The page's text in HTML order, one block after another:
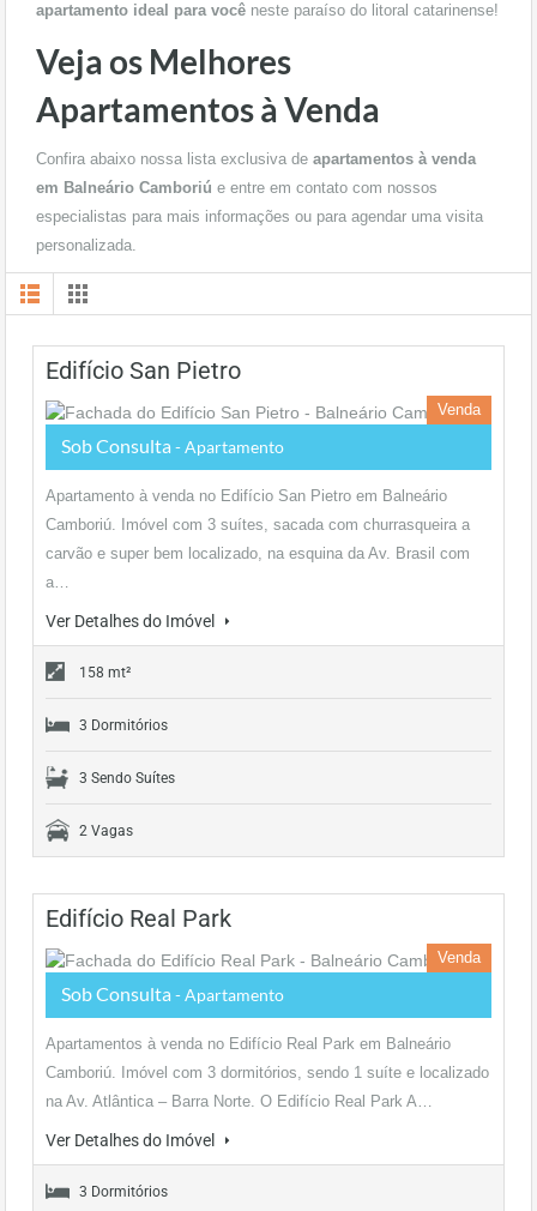
apartamento ideal para você neste paraíso do litoral catarinense!
Veja os Melhores
Apartamentos à Venda
Confira abaixo nossa lista exclusiva de apartamentos à venda
em Balneário Camboriú e entre em contato com nossos
especialistas para mais informações ou para agendar uma visita
personalizada.
Edifício San Pietro
Venda
Sob Consulta - Apartamento
Apartamento à venda no Edifício San Pietro em Balneário
Camboriú. Imóvel com 3 suítes, sacada com churrasqueira a
carvão e super bem localizado, na esquina da Av. Brasil com
a…
Ver Detalhes do Imóvel
158 mt²
3 Dormitórios
3 Sendo Suítes
2 Vagas
Edifício Real Park
Venda
Sob Consulta - Apartamento
Apartamentos à venda no Edifício Real Park em Balneário
Camboriú. Imóvel com 3 dormitórios, sendo 1 suíte e localizado
na Av. Atlântica – Barra Norte. O Edifício Real Park A…
Ver Detalhes do Imóvel
3 Dormitórios